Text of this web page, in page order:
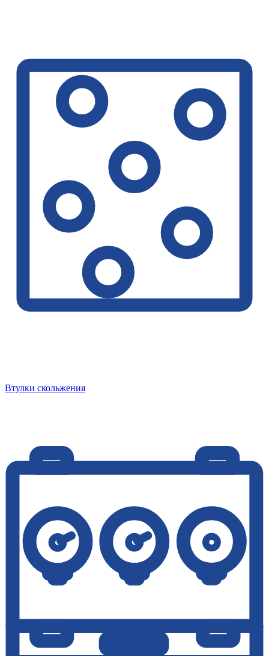
Втулки скольжения